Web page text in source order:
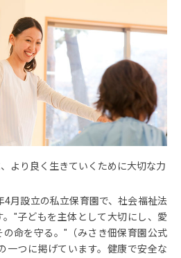
より良く生きていくために大切な力
月設立の私立保育園で、社会福祉法
"子どもを主体として大切にし、愛
の命を守る。"（みさき佃保育園公式
一つに掲げています。健康で安全な